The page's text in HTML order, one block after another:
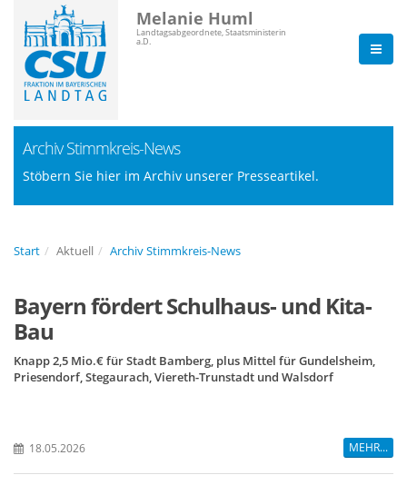
Melanie Huml
Landtagsabgeordnete, Staatsministerin
a.D.
Archiv Stimmkreis-News
Stöbern Sie hier im Archiv unserer Presseartikel.
Start Aktuell Archiv Stimmkreis-News
Bayern fördert Schulhaus- und Kita-
Bau
Knapp 2,5 Mio.€ für Stadt Bamberg, plus Mittel für Gundelsheim,
Priesendorf, Stegaurach, Viereth-Trunstadt und Walsdorf
18.05.2026 MEHR...